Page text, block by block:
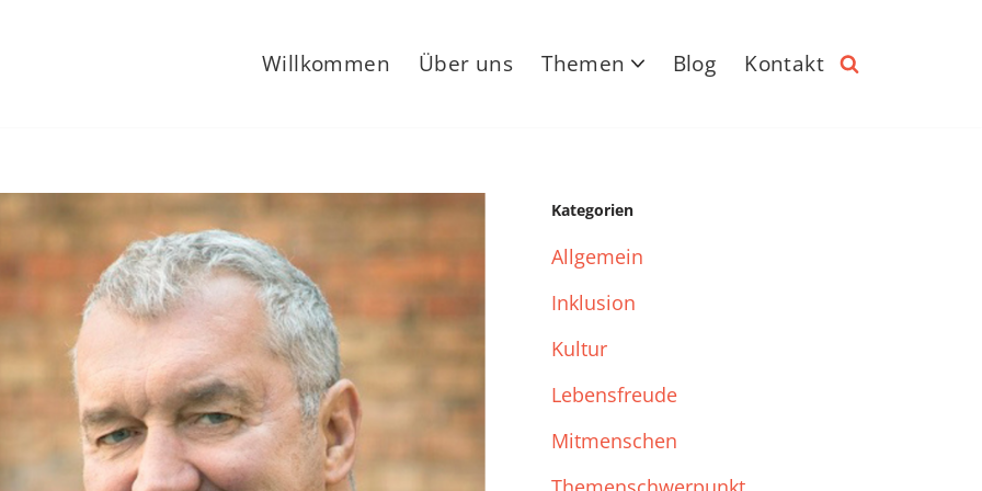
Willkommen Über uns Themen Blog Kontakt
Kategorien
Allgemein
Inklusion
Kultur
Lebensfreude
Mitmenschen